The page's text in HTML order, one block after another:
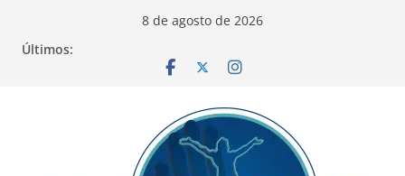
8 de agosto de 2026
Últimos: